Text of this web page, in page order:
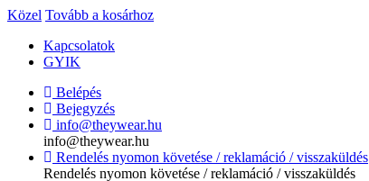
Közel Tovább a kosárhoz
Kapcsolatok
GYIK
Belépés
Bejegyzés
info@theywear.hu
info@theywear.hu
Rendelés nyomon követése / reklamáció / visszaküldés
Rendelés nyomon követése / reklamáció / visszaküldés